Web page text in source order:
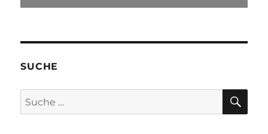
SUCHE
Suche
nach: